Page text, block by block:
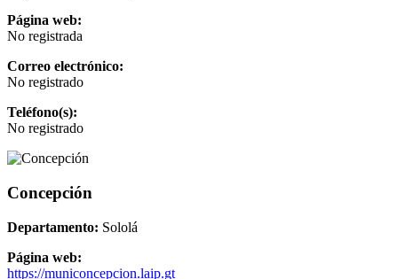
Página web:
No registrada
Correo electrónico:
No registrado
Teléfono(s):
No registrado
Concepción
Departamento: Sololá
Página web:
https://municoncepcion.laip.gt